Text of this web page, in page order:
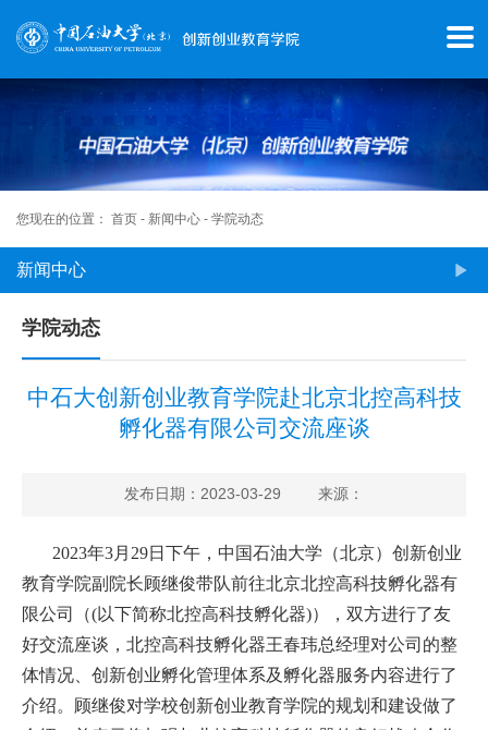
首
况
队
竞
赛
您现在的位置： 首页 - 新闻中心 - 学院动态
新闻中心
学院动态
中石大创新创业教育学院赴北京北控高科技
孵化器有限公司交流座谈
发布日期：2023-03-29 来源：
2023年3月29日下午，中国石油大学（北京）创新创业
教育学院副院长顾继俊带队前往北京北控高科技孵化器有
限公司（(以下简称北控高科技孵化器)），双方进行了友
好交流座谈 ， 北控高科技孵化器王春玮总经理对公司的整
体情况、创新创业孵化管理体系及孵化器服务内容进行了
介绍。
顾继俊对学校创新创业教育学院的规划和建设做了